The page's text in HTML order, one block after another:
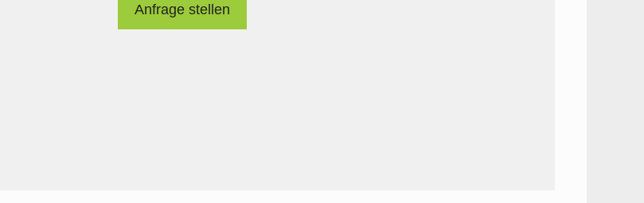
Anfrage stellen